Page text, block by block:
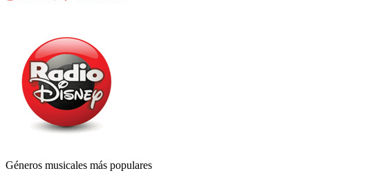
Géneros musicales más populares